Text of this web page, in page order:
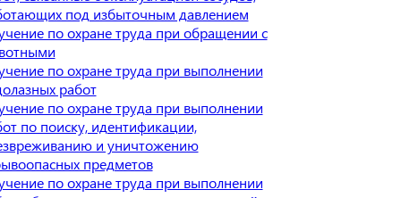
под избыточным давлением
по охране труда при обращении с
по охране труда при выполнении
работ
по охране труда при выполнении
по поиску, идентификации,
и уничтожению
предметов
по охране труда при выполнении